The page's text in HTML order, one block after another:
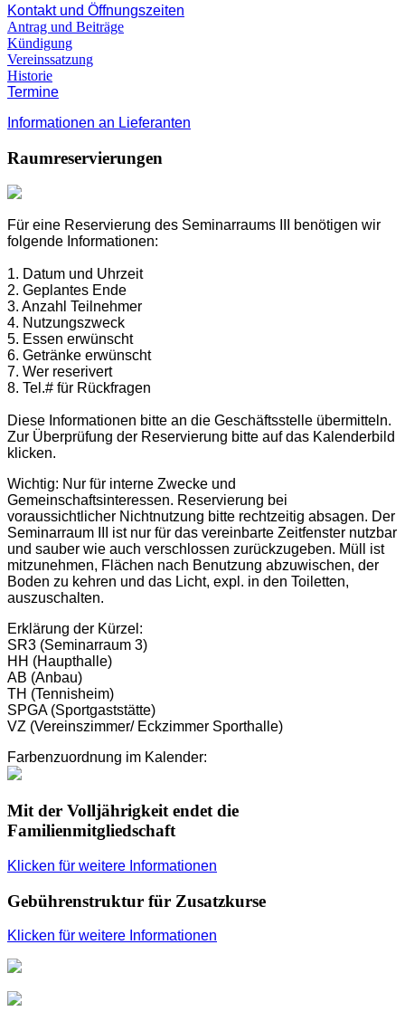
Kontakt und Öffnungszeiten
Antrag und Beiträge
Kündigung
Vereinssatzung
Historie
Termine
Informationen an Lieferanten
Raumreservierungen
Für eine Reservierung des Seminarraums III benötigen wir
folgende Informationen:
1. Datum und Uhrzeit
2. Geplantes Ende
3. Anzahl Teilnehmer
4. Nutzungszweck
5. Essen erwünscht
6. Getränke erwünscht
7. Wer reserivert
8. Tel.# für Rückfragen
Diese Informationen bitte an die Geschäftsstelle übermitteln.
Zur Überprüfung der Reservierung bitte auf das Kalenderbild
klicken.
Wichtig: Nur für interne Zwecke und
Gemeinschaftsinteressen. Reservierung bei
voraussichtlicher Nichtnutzung bitte rechtzeitig absagen. Der
Seminarraum III ist nur für das vereinbarte Zeitfenster nutzbar
und sauber wie auch verschlossen zurückzugeben. Müll ist
mitzunehmen, Flächen nach Benutzung abzuwischen, der
Boden zu kehren und das Licht, expl. in den Toiletten,
auszuschalten.
Erklärung der Kürzel:
SR3 (Seminarraum 3)
HH (Haupthalle)
AB (Anbau)
TH (Tennisheim)
SPGA (Sportgaststätte)
VZ (Vereinszimmer/ Eckzimmer Sporthalle)
Farbenzuordnung im Kalender:
Mit der Volljährigkeit endet die
Familienmitgliedschaft
Klicken für weitere Informationen
Gebührenstruktur für Zusatzkurse
Klicken für weitere Informationen